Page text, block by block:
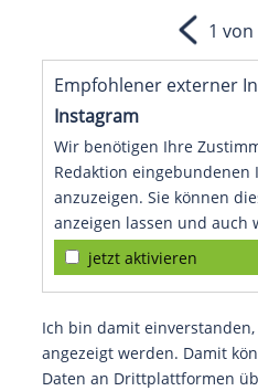
Empfohlener externer
Instagram
Wir benötigen Ihre
Redaktion eingebundenen
anzuzeigen. Sie können
anzeigen lassen und auch
jetzt aktivieren
Ich bin damit
angezeigt werden. Damit
Daten an Drittplattformen
1 von